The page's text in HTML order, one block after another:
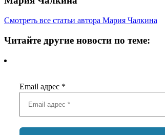
Смотреть все статьи автора Мария Чалкина
Читайте другие новости по теме:
Email адрес *